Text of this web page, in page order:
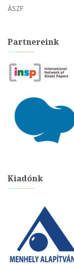
ÁSZF
Partnereink
Kiadónk